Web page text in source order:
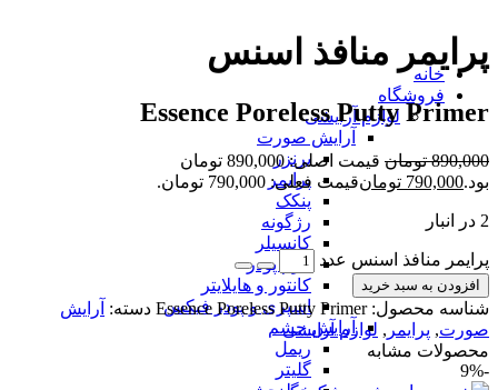
خانه
فروشگاه
لوازم آرایشی
آرایش صورت
برنزر
پرایمر
پنکک
رژگونه
کانسیلر
کرم پودر
کانتور و هایلایتر
اسپری و پودر فیکس
آرایش چشم
ریمل
گلیتر
پرایمر منافذ اسنس
Essence Poreless Putty Primer
890,000 تومان
قیمت اصلی: 890,000 تومان
بود.790,000 تومانقیمت فعلی: 790,000 تومان.
2 در انبار
پرایمر منافذ اسنس عدد
افزودن به سبد خرید
شناسه محصول:Essence Poreless Putty Primer دسته: آرایش
صورت, پرایمر , لوازم آرایشی
محصولات مشابه
-9%